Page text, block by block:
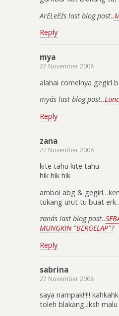
ArELeEz´s last blog post..
Reply
mya
27 November 2008
alahai comelnya gegirl
mya´s last blog post..
Reply
zana
27 November 2008
kite tahu kite tahu
hik hik hik
amboi abg &
tukang urut tu buat
zana´s last blog post..
MUNGKIN "BERGELAP"?
Reply
sabrina
27 November 2008
saya nampak!!!!!
toleh blakang..iksh